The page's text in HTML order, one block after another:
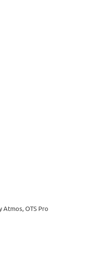
Atmos, OTS Pro